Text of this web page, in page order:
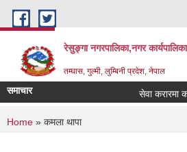
Skip to main content
रेसुङ्गा नगरपालिका,नगर
तम्घास, गुल्मी, लुम्बिनी प्रदेश, नेपाल
समाचार सेवा करारमा
You are here
Home » कमला थापा